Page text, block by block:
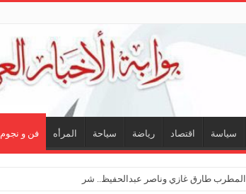
سياسة اقتصاد رياضة سياحة المرأه فن و نجوم
المطرب طارق غازي وناصر عبدالحفيظ.. شراكة فنية ترسم ملامح